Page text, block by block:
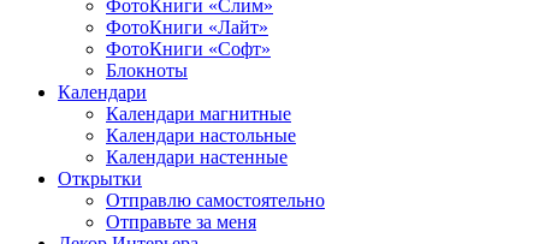
ФотоКниги «Слим»
ФотоКниги «Лайт»
ФотоКниги «Софт»
Блокноты
Календари
Календари магнитные
Календари настольные
Календари настенные
Открытки
Отправлю самостоятельно
Отправьте за меня